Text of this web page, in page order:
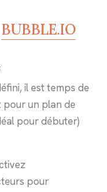
BUBBLE.IO
il est temps de
un plan de
pour débuter)
pour